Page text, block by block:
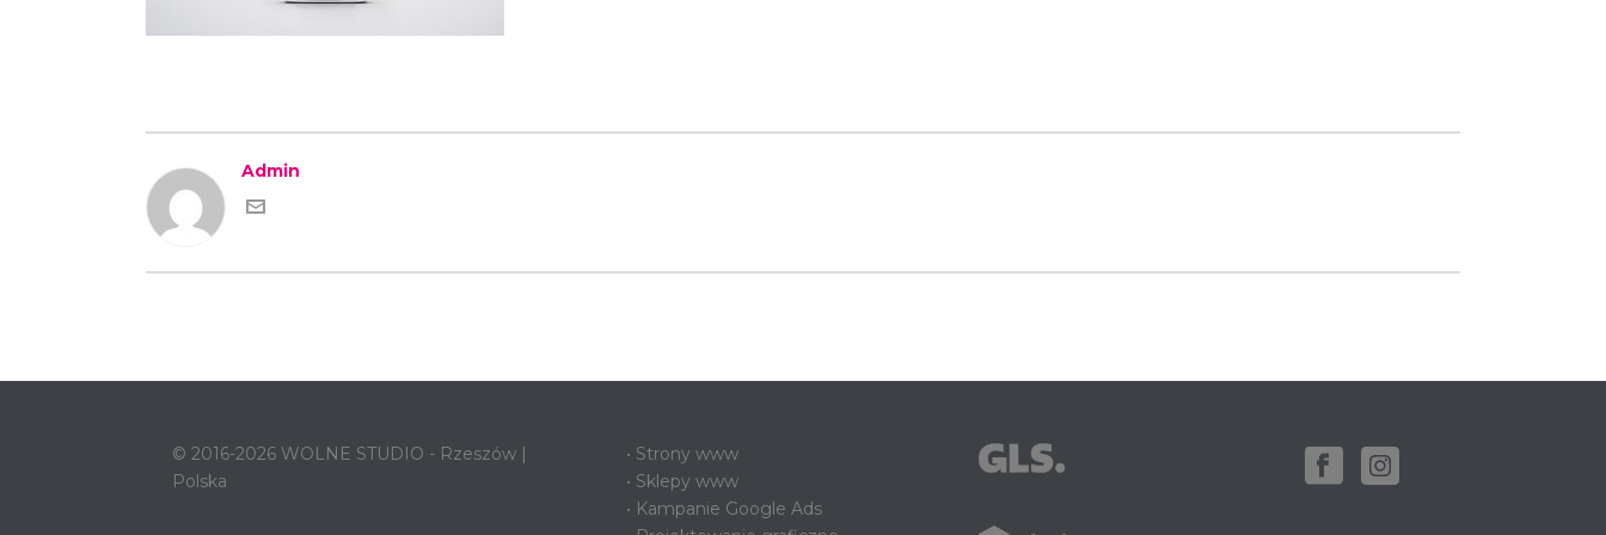
Admin
© 2016-2026 WOLNE STUDIO - Rzeszów |
Polska
• Strony www
• Sklepy www
• Kampanie Google Ads